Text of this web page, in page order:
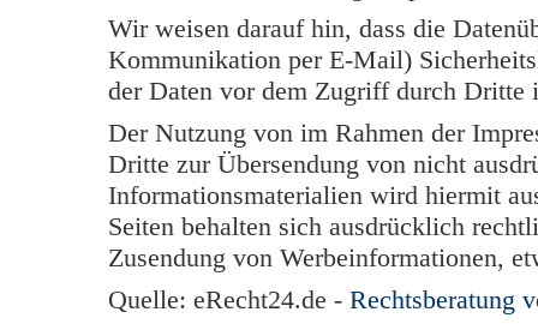
Wir weisen darauf hin, dass die
Kommunikation per E-Mail)
der Daten vor dem Zugriff durch Dritte
Der Nutzung von im Rahmen der
Dritte zur Übersendung von nicht
Informationsmaterialien wird hiermit
Seiten behalten sich ausdrücklich
Zusendung von Werbeinformationen,
Quelle: eRecht24.de - Rechtsberatung